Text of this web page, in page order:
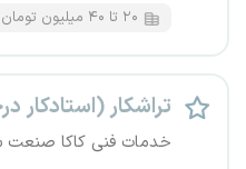
۲۰ تا ۴۰ میلیون تومان
تراشکار (استادکار
خدمات فنی کاکا صنعت